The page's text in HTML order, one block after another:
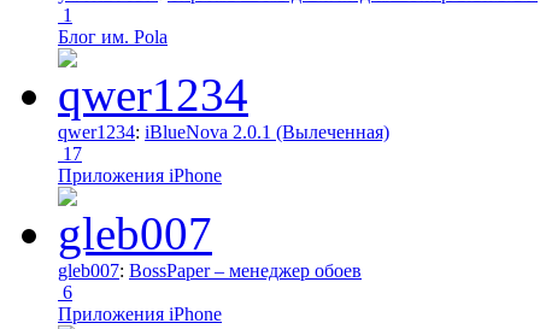
1
Блог им. Pola
qwer1234: iBlueNova 2.0.1 (Вылеченная)
17
Приложения iPhone
gleb007: BossPaper – менеджер обоев
6
Приложения iPhone